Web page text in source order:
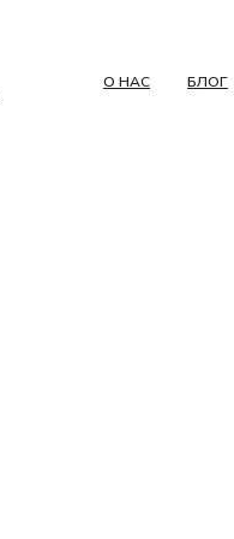
О НАС БЛОГ